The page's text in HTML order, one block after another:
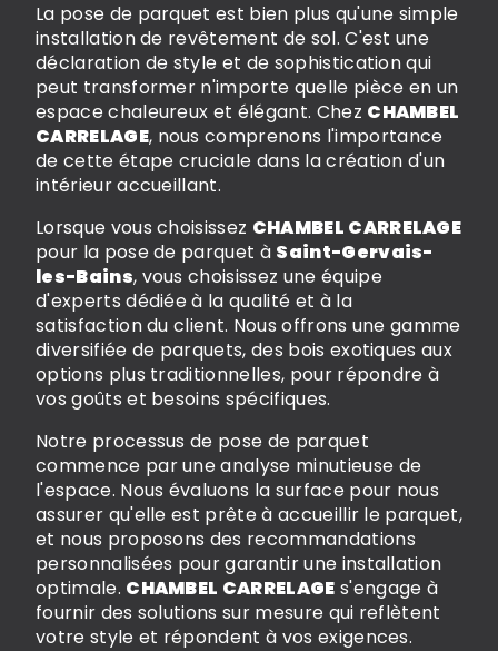
La pose de parquet est bien plus qu'une simple
installation de revêtement de sol. C'est une
déclaration de style et de sophistication qui
peut transformer n'importe quelle pièce en un
espace chaleureux et élégant. Chez CHAMBEL
CARRELAGE, nous comprenons l'importance
de cette étape cruciale dans la création d'un
intérieur accueillant.
Lorsque vous choisissez CHAMBEL CARRELAGE
pour la pose de parquet à Saint-Gervais-
les-Bains, vous choisissez une équipe
d'experts dédiée à la qualité et à la
satisfaction du client. Nous offrons une gamme
diversifiée de parquets, des bois exotiques aux
options plus traditionnelles, pour répondre à
vos goûts et besoins spécifiques.
Notre processus de pose de parquet
commence par une analyse minutieuse de
l'espace. Nous évaluons la surface pour nous
assurer qu'elle est prête à accueillir le parquet,
et nous proposons des recommandations
personnalisées pour garantir une installation
optimale. CHAMBEL CARRELAGE s'engage à
fournir des solutions sur mesure qui reflètent
votre style et répondent à vos exigences.